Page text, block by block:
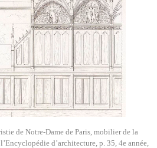
de Notre-Dame de Paris, mobilier de la
d’architecture, p. 35, 4e année,